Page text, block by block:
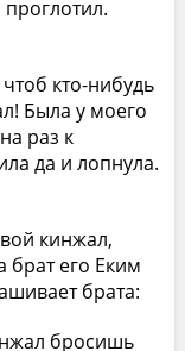
кто-нибудь
Была у моего
раз к
да и лопнула.
кинжал,
брат его Еким
брата:
бросишь